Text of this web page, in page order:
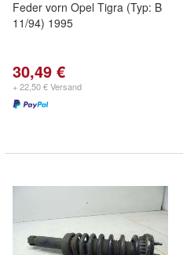
Feder vorn Opel Tigra (Typ: B
11/94) 1995
30,49 €
+ 22,50 € Versand